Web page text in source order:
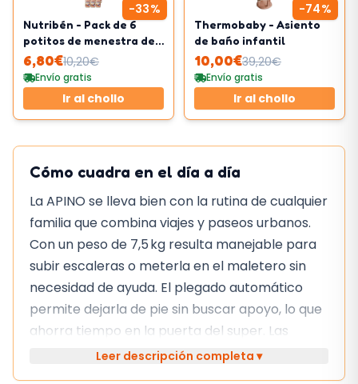
-33%
Nutribén - Pack de 6
potitos de menestra de
cordero
6,80€10,20€
Envío gratis
Ir al chollo
-74%
Thermobaby - Asiento
de baño infantil
10,00€39,20€
Envío gratis
Ir al chollo
Cómo cuadra en el día a día
La APINO se lleva bien con la rutina de cualquier
familia que combina viajes y paseos urbanos.
Con un peso de 7,5 kg resulta manejable para
subir escaleras o meterla en el maletero sin
necesidad de ayuda. El plegado automático
permite dejarla de pie sin buscar apoyo, lo que
ahorra tiempo en la puerta del super. Las
ruedas grandes, ligeras y resistentes a
Leer descripción completa ▾